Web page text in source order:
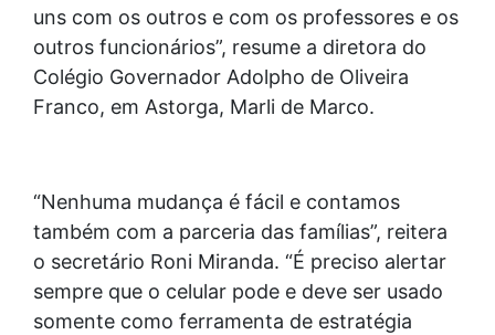
uns com os outros e com os professores e os
outros funcionários”, resume a diretora do
Colégio Governador Adolpho de Oliveira
Franco, em Astorga, Marli de Marco.
“Nenhuma mudança é fácil e contamos
também com a parceria das famílias”, reitera
o secretário Roni Miranda. “É preciso alertar
sempre que o celular pode e deve ser usado
somente como ferramenta de estratégia